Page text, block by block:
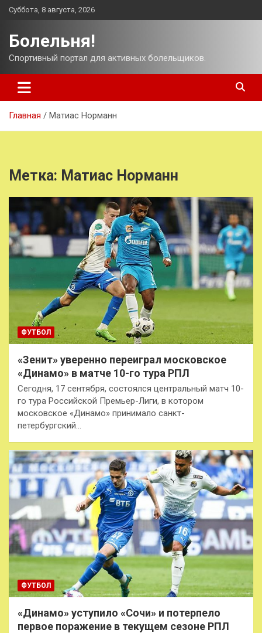
Перейти
Суббота, 8 августа, 2026
Болельня!
Спортивный портал для активных болельщиков.
Главная Матиас Норманн
Метка: Матиас Норманн
ФУТБОЛ
«Зенит» уверенно переиграл московское
«Динамо» в матче 10-го тура РПЛ
Сегодня, 17 сентября, состоялся центральный матч 10-
го тура Российской Премьер-Лиги, в котором
московское «Динамо» принимало санкт-
петербургский…
ФУТБОЛ
«Динамо» уступило «Сочи» и потерпело
первое поражение в текущем сезоне РПЛ